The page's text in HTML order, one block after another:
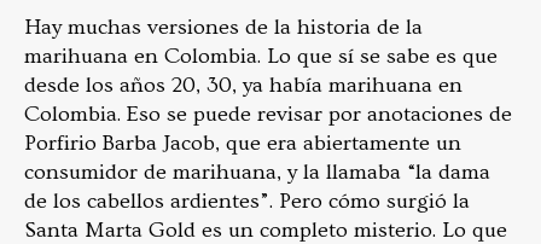
Hay muchas versiones de la historia de la
marihuana en Colombia. Lo que sí se sabe es que
desde los años 20, 30, ya había marihuana en
Colombia. Eso se puede revisar por anotaciones de
Porfirio Barba Jacob, que era abiertamente un
consumidor de marihuana, y la llamaba “la dama
de los cabellos ardientes”. Pero cómo surgió la
Santa Marta Gold es un completo misterio. Lo que